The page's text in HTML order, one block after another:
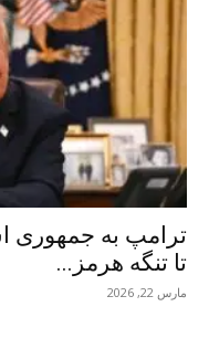
تا تنگه هرمز...
مارس 22, 2026